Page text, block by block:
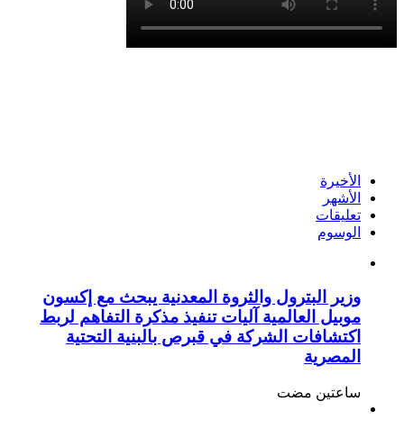
الأخيرة
الأشهر
تعليقات
الوسوم
وزير البترول والثروة المعدنية يبحث مع إكسون
موبيل العالمية آليات تنفيذ مذكرة التفاهم لربط
اكتشافات الشركة في قبرص بالبنية التحتية
المصرية
‏ساعتين مضت